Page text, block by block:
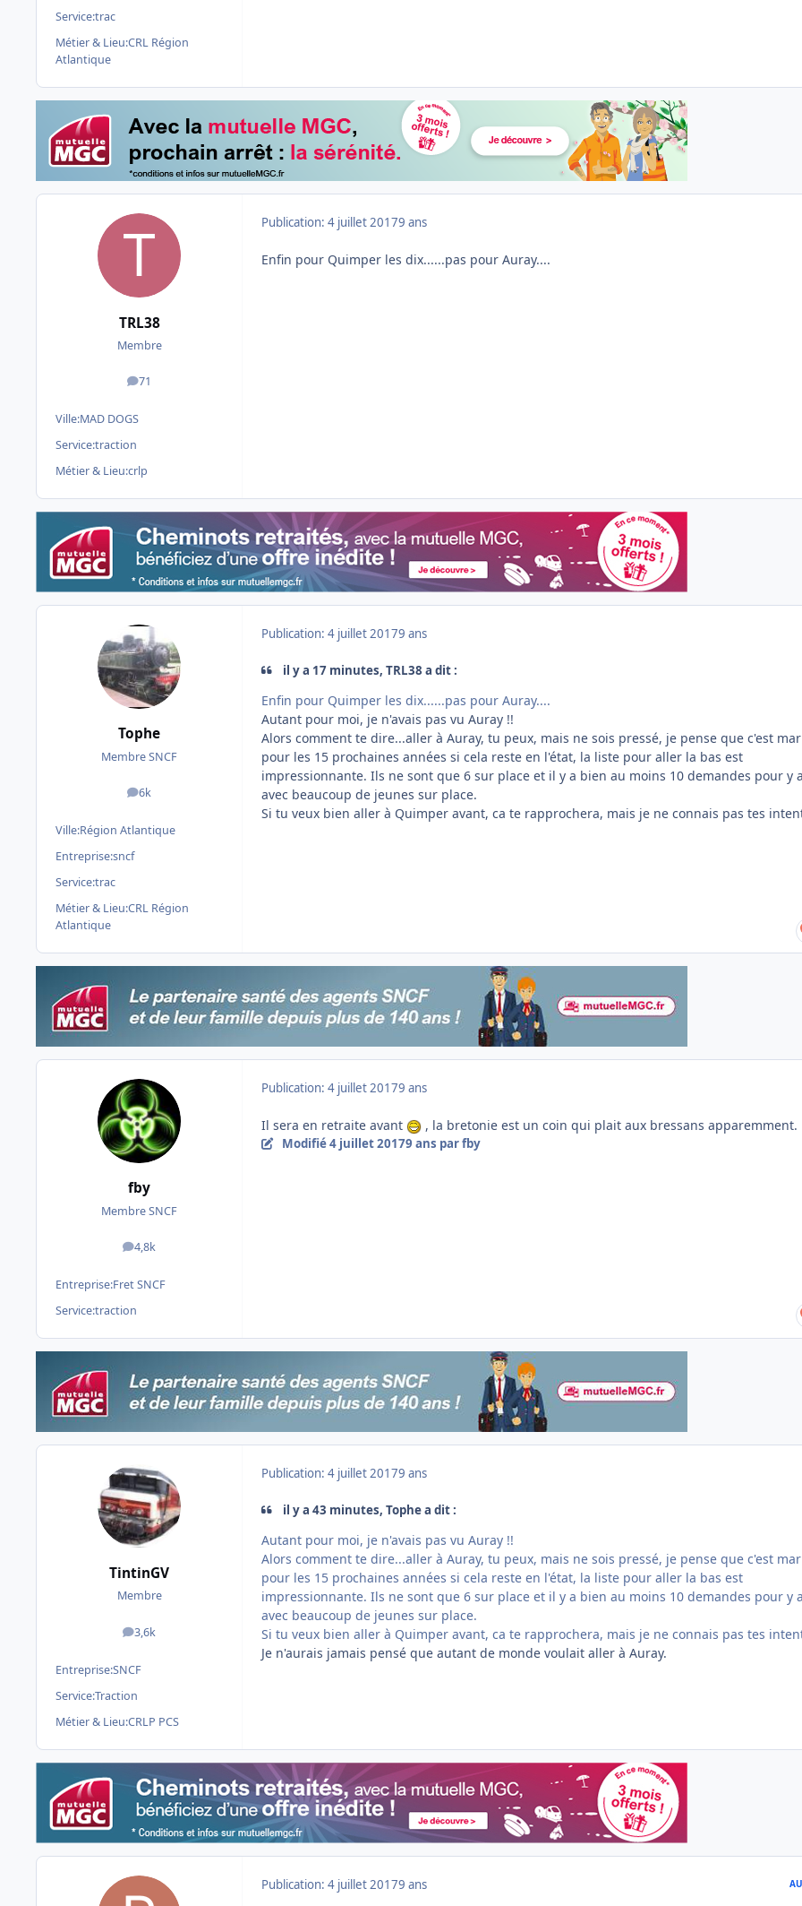
Service:trac
Métier & Lieu:CRL Région
Atlantique
TRL38
Membre
71
messages
Ville:MAD DOGS
Service:traction
Métier & Lieu:crlp
Publication: 4 juillet 20179 ans
Enfin pour Quimper les dix......pas pour Auray....
Tophe
Membre SNCF
6k
messages
Ville:Région Atlantique
Entreprise:sncf
Service:trac
Métier & Lieu:CRL Région
Atlantique
Publication: 4 juillet 20179 ans
il y a 17 minutes, TRL38 a dit :
Enfin pour Quimper les dix......pas pour Auray....
Autant pour moi, je n'avais pas vu Auray !!
Alors comment te dire...aller à Auray, tu peux, mais ne sois pressé, je pense que c'est
pour les 15 prochaines années si cela reste en l'état, la liste pour aller la bas est
impressionnante. Ils ne sont que 6 sur place et il y a bien au moins 10 demandes pour y
avec beaucoup de jeunes sur place.
Si tu veux bien aller à Quimper avant, ca te rapprochera, mais je ne connais pas tes
fby
Membre SNCF
4,8k
messages
Entreprise:Fret SNCF
Service:traction
Publication: 4 juillet 20179 ans
Il sera en retraite avant , la bretonie est un coin qui plait aux bressans apparemment.
Modifié4 juillet 20179 ans par fby
TintinGV
Membre
3,6k
messages
Entreprise:SNCF
Service:Traction
Métier & Lieu:CRLP PCS
Publication: 4 juillet 20179 ans
il y a 43 minutes, Tophe a dit :
Autant pour moi, je n'avais pas vu Auray !!
Alors comment te dire...aller à Auray, tu peux, mais ne sois pressé, je pense que c'est
pour les 15 prochaines années si cela reste en l'état, la liste pour aller la bas est
impressionnante. Ils ne sont que 6 sur place et il y a bien au moins 10 demandes pour y
avec beaucoup de jeunes sur place.
Si tu veux bien aller à Quimper avant, ca te rapprochera, mais je ne connais pas tes
Je n'aurais jamais pensé que autant de monde voulait aller à Auray.
Publication: 4 juillet 20179 ans